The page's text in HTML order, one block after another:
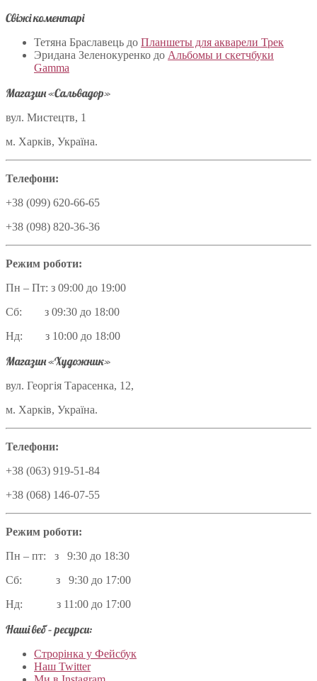
Свіжі коментарі
Тетяна Браславець до Планшеты для акварели Трек
Эридана Зеленокуренко до Альбомы и скетчбуки
Gamma
Магазин «Сальвадор»
вул. Мистецтв, 1
м. Харків, Україна.
Телефони:
+38 (099) 620-66-65
+38 (098) 820-36-36
Режим роботи:
Пн – Пт: з 09:00 до 19:00
Сб: з 09:30 до 18:00
Нд: з 10:00 до 18:00
Магазин «Художник»
вул. Георгія Тарасенка, 12,
м. Харків, Україна.
Телефони:
+38 (063) 919-51-84
+38 (068) 146-07-55
Режим роботи:
Пн – пт: з 9:30 до 18:30
Сб: з 9:30 до 17:00
Нд: з 11:00 до 17:00
Наші веб – ресурси:
Строрінка у Фейсбук
Наш Twitter